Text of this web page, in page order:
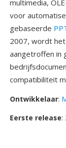
multimedia,
voor
gebaseerde
2007, wordt
aangetroffen in
compatibiliteit
Ontwikkelaar:
Eerste release: